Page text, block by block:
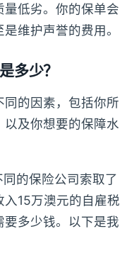
低劣。你的保单会
维护声誉的费用。
多少？
的因素，包括你所
及你想要的保障水
的保险公司索取了
15万澳元的自雇税
多少钱。以下是我